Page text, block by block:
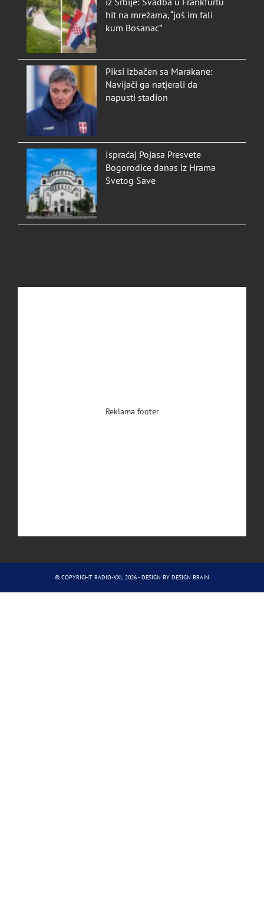
iz Srbije: Svadba u Frankfurtu
hit na mrežama, “još im fali
kum Bosanac”
Piksi izbačen sa Marakane:
Navijači ga natjerali da
napusti stadion
Ispraćaj Pojasa Presvete
Bogorodice danas iz Hrama
Svetog Save
Reklama footer
© COPYRIGHT RADIO-XXL 2026 - DESIGN BY DESIGN BRAIN